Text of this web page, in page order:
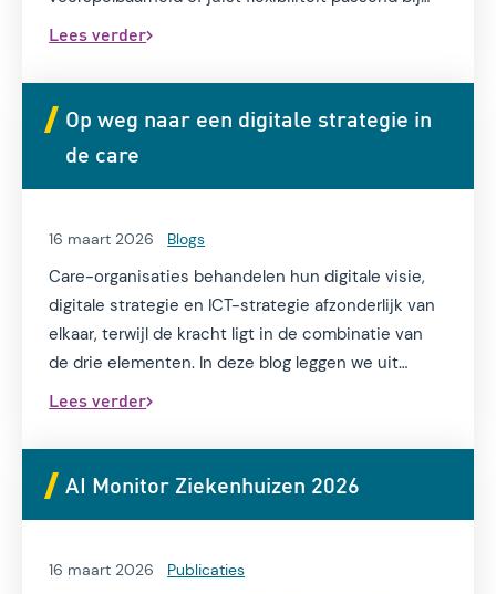
een goede werkprivébalans. Cliënten/patiënten
agenda of dagelijkse ritme. Binnen de
bedrijfsvoering zijn medewerkers het belangrijkste
kapitaal; inefficiënte inzet leidt direct tot hogere
kosten of lagere inkomsten. Deze drie
Lees verder
Op weg naar een digitale strategie in
de care
16 maart 2026 Blogs
Care-organisaties behandelen hun digitale visie,
digitale strategie en ICT-strategie afzonderlijk van
elkaar, terwijl de kracht ligt in de combinatie van
de drie elementen. In deze blog leggen we uit
waarom en hoe dat moet.
Lees verder
AI Monitor Ziekenhuizen 2026
16 maart 2026 Publicaties